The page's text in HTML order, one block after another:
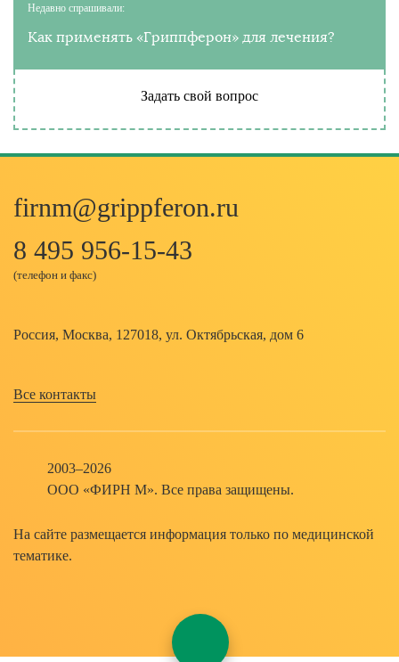
Недавно спрашивали:
Как применять «Гриппферон» для лечения?
Задать свой вопрос
firnm@grippferon.ru
8 495 956-15-43
Россия, Москва, 127018, ул. Октябрьская, дом 6
Все контакты
2003–2026
ООО «ФИРН М». Все права защищены.
На сайте размещается информация только по медицинской
тематике.
Мобильное
меню